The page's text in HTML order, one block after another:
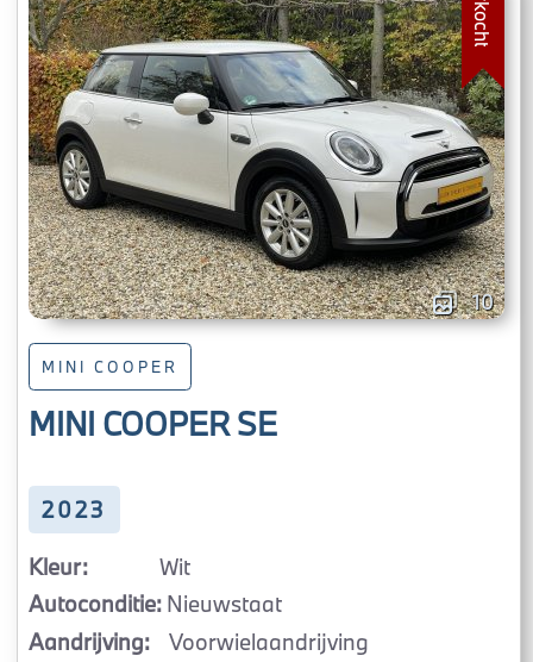
10
MINI COOPER
MINI COOPER SE
2023
Kleur: Wit
Autoconditie: Nieuwstaat
Aandrijving: Voorwielaandrijving